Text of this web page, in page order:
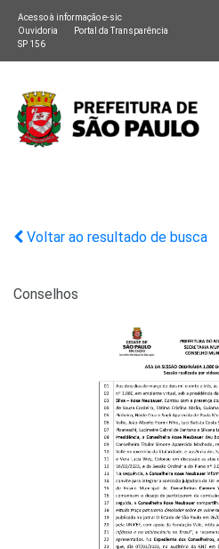
Acesso à informação e-sic
Ouvidoria
Portal da Transparência
SP 156
Voltar ao resultado de busca
Conselhos